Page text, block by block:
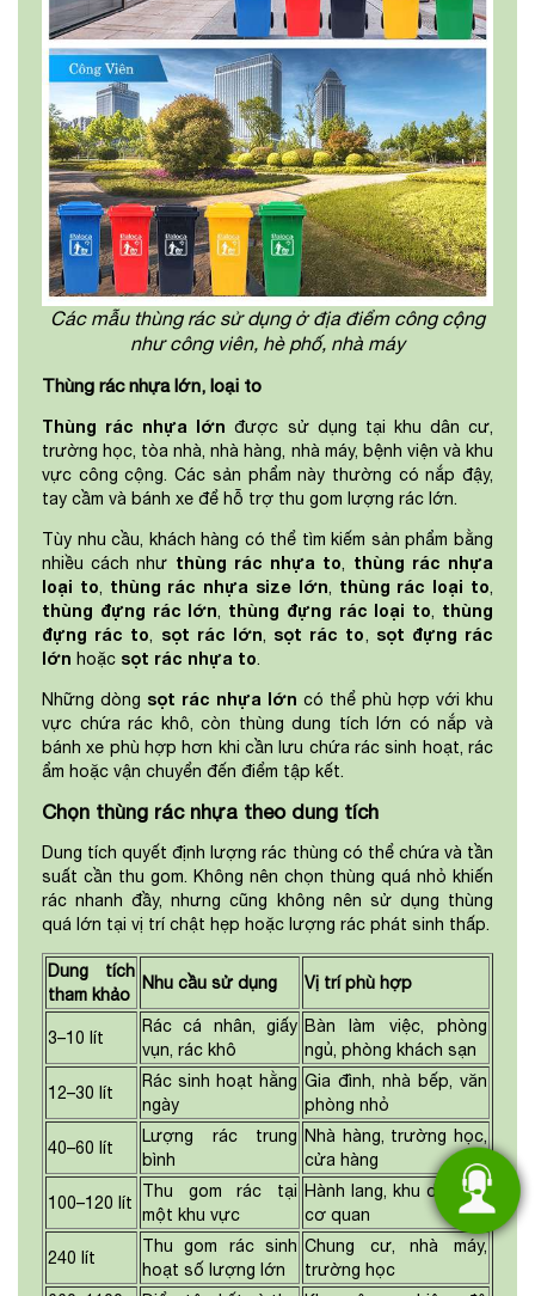
Các mẫu thùng rác sử dụng ở địa điểm công cộng
như công viên, hè phố, nhà máy
Thùng rác nhựa lớn, loại to
Thùng rác nhựa lớn được sử dụng tại khu dân cư,
trường học, tòa nhà, nhà hàng, nhà máy, bệnh viện và khu
vực công cộng. Các sản phẩm này thường có nắp đậy,
tay cầm và bánh xe để hỗ trợ thu gom lượng rác lớn.
Tùy nhu cầu, khách hàng có thể tìm kiếm sản phẩm bằng
nhiều cách như thùng rác nhựa to, thùng rác nhựa
loại to, thùng rác nhựa size lớn, thùng rác loại to,
thùng đựng rác lớn, thùng đựng rác loại to, thùng
đựng rác to, sọt rác lớn, sọt rác to, sọt đựng rác
lớn hoặc sọt rác nhựa to.
Những dòng sọt rác nhựa lớn có thể phù hợp với khu
vực chứa rác khô, còn thùng dung tích lớn có nắp và
bánh xe phù hợp hơn khi cần lưu chứa rác sinh hoạt, rác
ẩm hoặc vận chuyển đến điểm tập kết.
Chọn thùng rác nhựa theo dung tích
Dung tích quyết định lượng rác thùng có thể chứa và tần
suất cần thu gom. Không nên chọn thùng quá nhỏ khiến
rác nhanh đầy, nhưng cũng không nên sử dụng thùng
quá lớn tại vị trí chật hẹp hoặc lượng rác phát sinh thấp.
Dung tích
tham khảo
Nhu cầu sử dụng Vị trí phù hợp
3–10 lít
Rác cá nhân, giấy
vụn, rác khô
Bàn làm việc, phòng
ngủ, phòng khách sạn
12–30 lít
Rác sinh hoạt hằng
ngày
Gia đình, nhà bếp, văn
phòng nhỏ
40–60 lít
Lượng rác trung
bình
Nhà hàng, trường học,
cửa hàng
100–120 lít
Thu gom rác tại
một khu vực
Hành lang, khu dân cư,
cơ quan
240 lít
Thu gom rác sinh
hoạt số lượng lớn
Chung cư, nhà máy,
trường học